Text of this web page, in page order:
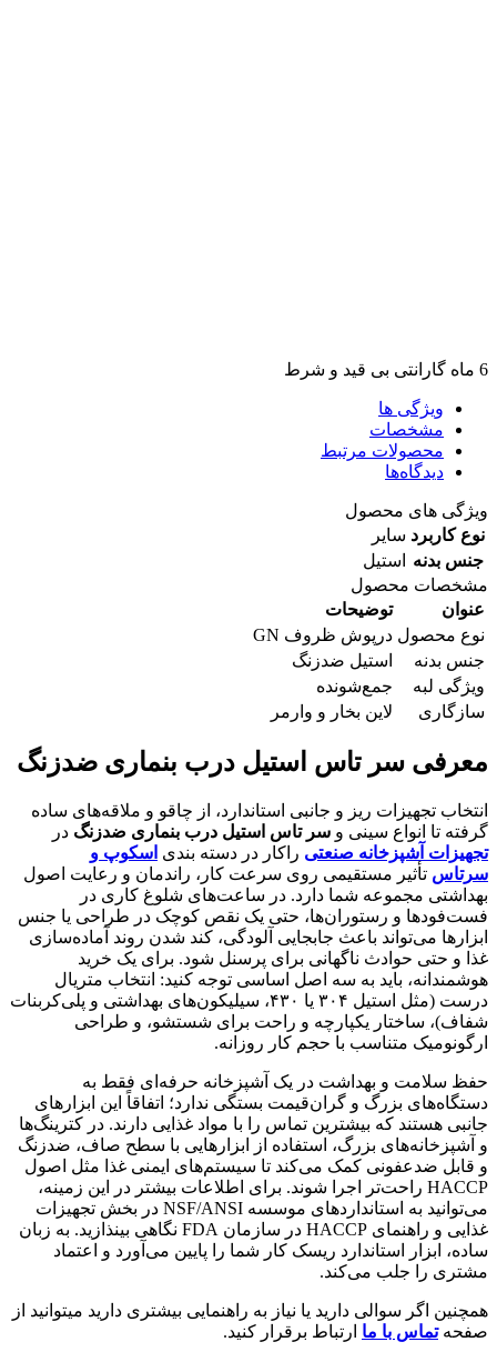
6 ماه گارانتی بی قید و شرط
ویژگی ها
مشخصات
محصولات مرتبط
دیدگاه‌ها
ویژگی های محصول
نوع کاربرد سایر
جنس بدنه
استیل
مشخصات محصول
عنوان
توضیحات
نوع محصول درپوش ظروف GN
جنس بدنه
استیل ضدزنگ
ویژگی لبه
جمع‌شونده
سازگاری
لاین بخار و وارمر
معرفی سر تاس استیل درب بنماری ضدزنگ
انتخاب تجهیزات ریز و جانبی استاندارد، از چاقو و ملاقه‌های ساده
گرفته تا انواع سینی و سر تاس استیل درب بنماری ضدزنگ در
تجهیزات آشپزخانه صنعتی راکار در دسته بندی اسکوپ و
سرتاس تأثیر مستقیمی روی سرعت کار، راندمان و رعایت اصول
بهداشتی مجموعه شما دارد. در ساعت‌های شلوغ کاری در
فست‌فودها و رستوران‌ها، حتی یک نقص کوچک در طراحی یا جنس
ابزارها می‌تواند باعث جابجایی آلودگی، کند شدن روند آماده‌سازی
غذا و حتی حوادث ناگهانی برای پرسنل شود. برای یک خرید
هوشمندانه، باید به سه اصل اساسی توجه کنید: انتخاب متریال
درست (مثل استیل ۳۰۴ یا ۴۳۰، سیلیکون‌های بهداشتی و پلی‌کربنات
شفاف)، ساختار یکپارچه و راحت برای شستشو، و طراحی
ارگونومیک متناسب با حجم کار روزانه.
حفظ سلامت و بهداشت در یک آشپزخانه حرفه‌ای فقط به
دستگاه‌های بزرگ و گران‌قیمت بستگی ندارد؛ اتفاقاً این ابزارهای
جانبی هستند که بیشترین تماس را با مواد غذایی دارند. در کترینگ‌ها
و آشپزخانه‌های بزرگ، استفاده از ابزارهایی با سطح صاف، ضدزنگ
و قابل ضدعفونی کمک می‌کند تا سیستم‌های ایمنی غذا مثل اصول
HACCP راحت‌تر اجرا شوند. برای اطلاعات بیشتر در این زمینه،
می‌توانید به استانداردهای موسسه NSF/ANSI در بخش تجهیزات
غذایی و راهنمای HACCP در سازمان FDA نگاهی بینذازید. به زبان
ساده، ابزار استاندارد ریسک کار شما را پایین می‌آورد و اعتماد
مشتری را جلب می‌کند.
همچنین اگر سوالی دارید یا نیاز به راهنمایی بیشتری دارید میتوانید از
صفحهتماس با ما ارتباط برقرار کنید.